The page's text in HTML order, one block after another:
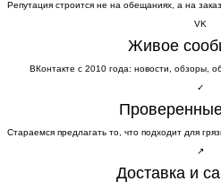
Репутация строится не на обещаниях, а на
VK
Живое
ВКонтакте с 2010 года: новости, обзоры,
✓
Стараемся предлагать то, что подходит для
↗
Доставка и